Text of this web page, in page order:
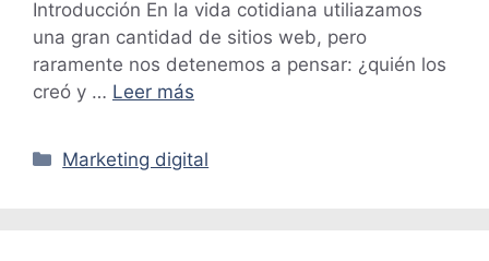
Introducción En la vida cotidiana utiliazamos
una gran cantidad de sitios web, pero
raramente nos detenemos a pensar: ¿quién los
creó y … Leer más
Categorías
Marketing digital